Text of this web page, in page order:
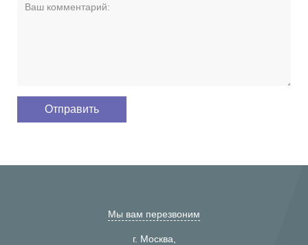
Мы вам перезвоним
г. Москва,